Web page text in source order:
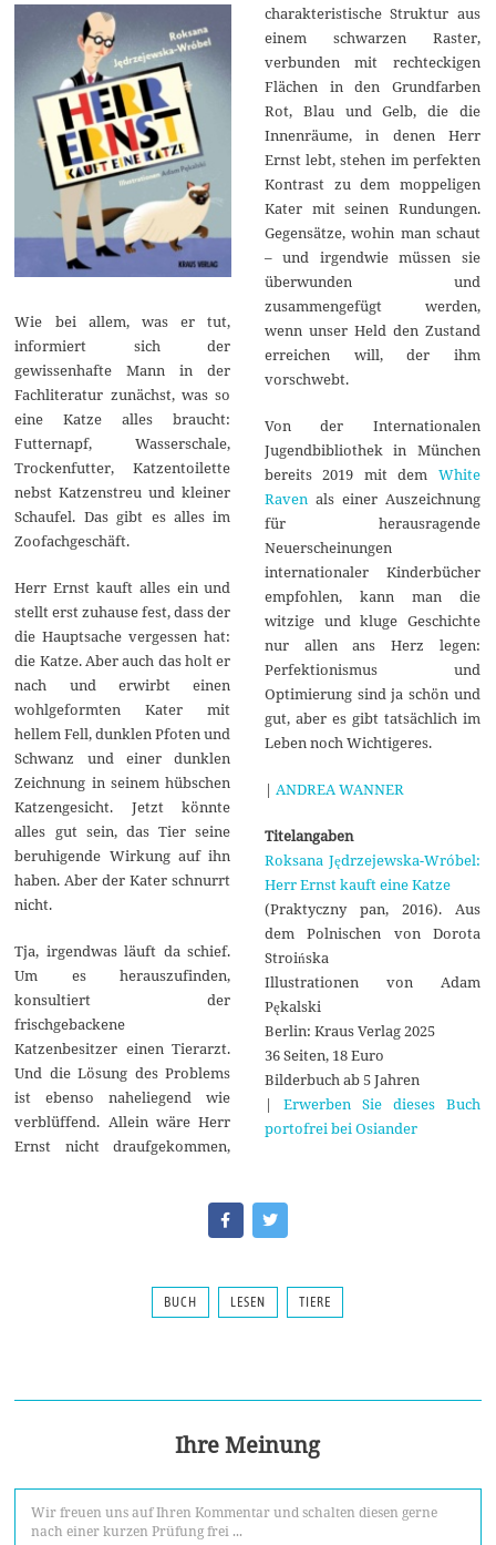
Wie bei allem, was er tut,
informiert sich der
gewissenhafte Mann in der
Fachliteratur zunächst, was so
eine Katze alles braucht:
Futternapf, Wasserschale,
Trockenfutter, Katzentoilette
nebst Katzenstreu und kleiner
Schaufel. Das gibt es alles im
Zoofachgeschäft.
Herr Ernst kauft alles ein und
stellt erst zuhause fest, dass der
die Hauptsache vergessen hat:
die Katze. Aber auch das holt er
nach und erwirbt einen
wohlgeformten Kater mit
hellem Fell, dunklen Pfoten und
Schwanz und einer dunklen
Zeichnung in seinem hübschen
Katzengesicht. Jetzt könnte
alles gut sein, das Tier seine
beruhigende Wirkung auf ihn
haben. Aber der Kater schnurrt
nicht.
Tja, irgendwas läuft da schief.
Um es herauszufinden,
konsultiert der
frischgebackene
Katzenbesitzer einen Tierarzt.
Und die Lösung des Problems
ist ebenso naheliegend wie
verblüffend. Allein wäre Herr
Ernst nicht draufgekommen,
charakteristische Struktur aus
einem schwarzen Raster,
verbunden mit rechteckigen
Flächen in den Grundfarben
Rot, Blau und Gelb, die die
Innenräume, in denen Herr
Ernst lebt, stehen im perfekten
Kontrast zu dem moppeligen
Kater mit seinen Rundungen.
Gegensätze, wohin man schaut
– und irgendwie müssen sie
überwunden und
zusammengefügt werden,
wenn unser Held den Zustand
erreichen will, der ihm
vorschwebt.
Von der Internationalen
Jugendbibliothek in München
bereits 2019 mit dem White
Raven als einer Auszeichnung
für herausragende
Neuerscheinungen
internationaler Kinderbücher
empfohlen, kann man die
witzige und kluge Geschichte
nur allen ans Herz legen:
Perfektionismus und
Optimierung sind ja schön und
gut, aber es gibt tatsächlich im
Leben noch Wichtigeres.
| ANDREA WANNER
Titelangaben
Roksana Jędrzejewska-Wróbel:
Herr Ernst kauft eine Katze
(Praktyczny pan, 2016). Aus
dem Polnischen von Dorota
Stroińska
Illustrationen von Adam
Pękalski
Berlin: Kraus Verlag 2025
36 Seiten, 18 Euro
Bilderbuch ab 5 Jahren
| Erwerben Sie dieses Buch
portofrei bei Osiander
BUCH LESEN TIERE
Ihre Meinung